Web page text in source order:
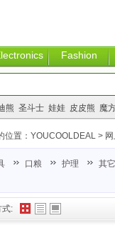
Fashion
熊 圣斗士 娃娃 皮皮熊 魔
式:
位置： YOUCOOLDEAL >
口粮 护理 其它